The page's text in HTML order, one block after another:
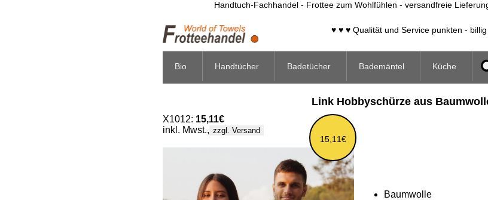
Handtuch-Fachhandel - Frottee zum Wohlfühlen - versandfreie
♥ ♥ ♥ Qualität und Service punkten -
Bio Handtücher Badetücher Bademäntel Küche
Link Hobbyschürze aus
15,11€
X1012: 15,11€
inkl. Mwst., zzgl. Versand
Baumwolle